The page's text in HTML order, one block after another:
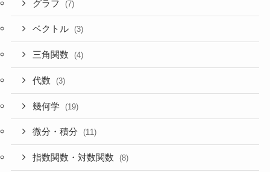
グラフ (7)
ベクトル (3)
三角関数 (4)
代数 (3)
幾何学 (19)
微分・積分 (11)
指数関数・対数関数 (8)